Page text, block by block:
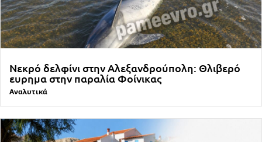
Νεκρό δελφίνι στην Αλεξανδρούπολη: Θλιβερό
ευρημα στην παραλία Φοίνικας
Αναλυτικά